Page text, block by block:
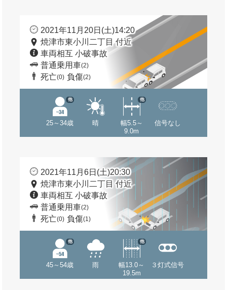
2021年11月20日(土)14:20
焼津市東小川二丁目 付近
車両相互 小破事故
普通乗用車(2)
死亡(0) 負傷(2)
25～34歳
他
晴
幅5.5～
9.0m
他
信号なし
2021年11月6日(土)20:30
焼津市東小川二丁目 付近
車両相互 小破事故
普通乗用車(2)
死亡(0) 負傷(1)
45～54歳
他
雨
幅13.0～
19.5m
他
３灯式信号